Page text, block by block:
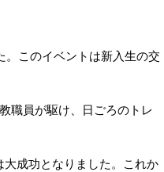
このイベントは新入生の交
職員が駆け、日ごろのトレ
成功となりました。これか